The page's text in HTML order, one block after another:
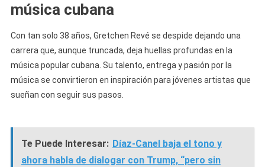
música cubana
Con tan solo 38 años, Gretchen Revé se despide dejando una
carrera que, aunque truncada, deja huellas profundas en la
música popular cubana. Su talento, entrega y pasión por la
música se convirtieron en inspiración para jóvenes artistas que
sueñan con seguir sus pasos.
Te Puede Interesar: Díaz-Canel baja el tono y
ahora habla de dialogar con Trump, “pero sin